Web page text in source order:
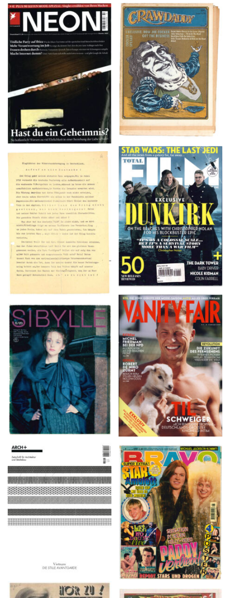
NEON – OKTOBER
2008
Crawdaddy – June/11/72
TOTAL FILM #260 –
SUMMER 2017
Flugblätter der Weissen
Rose – V, Januar 1943
VANITY FAIR – Nr. 7 –
8. Februar 2007
SIBYLLE 6/89
ARCH+ Nr. 226, Herbst
2016
BRAVO – Nr. 8, 13. Febr.
1997